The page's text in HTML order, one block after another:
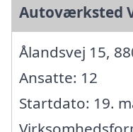
Autoværksted
Ålandsvej 15,
Ansatte: 12
Startdato: 19.